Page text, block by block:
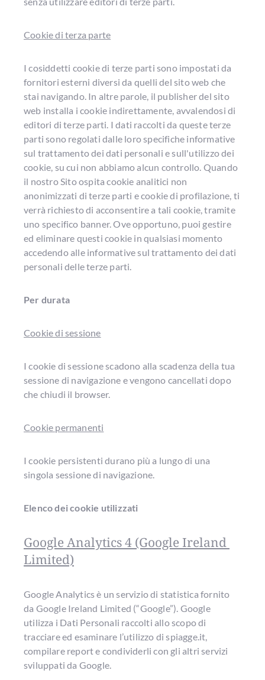
Cookie di terza parte
I cosiddetti cookie di terze parti sono impostati da
fornitori esterni diversi da quelli del sito web che
stai navigando. In altre parole, il publisher del sito
web installa i cookie indirettamente, avvalendosi di
editori di terze parti. I dati raccolti da queste terze
parti sono regolati dalle loro specifiche informative
sul trattamento dei dati personali e sull'utilizzo dei
cookie, su cui non abbiamo alcun controllo. Quando
il nostro Sito ospita cookie analitici non
anonimizzati di terze parti e cookie di profilazione, ti
verrà richiesto di acconsentire a tali cookie, tramite
uno specifico banner. Ove opportuno, puoi gestire
ed eliminare questi cookie in qualsiasi momento
accedendo alle informative sul trattamento dei dati
personali delle terze parti.
Per durata
Cookie di sessione
I cookie di sessione scadono alla scadenza della tua
sessione di navigazione e vengono cancellati dopo
che chiudi il browser.
Cookie permanenti
I cookie persistenti durano più a lungo di una
singola sessione di navigazione.
Elenco dei cookie utilizzati
Google Analytics 4 (Google Ireland
Limited)
Google Analytics è un servizio di statistica fornito
da Google Ireland Limited (“Google”). Google
utilizza i Dati Personali raccolti allo scopo di
tracciare ed esaminare l’utilizzo di spiagge.it,
compilare report e condividerli con gli altri servizi
sviluppati da Google.